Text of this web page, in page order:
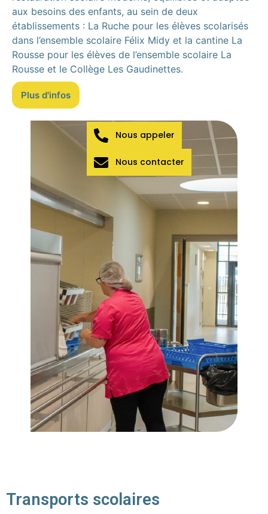
aux besoins des enfants, au sein de deux
établissements : La Ruche pour les élèves scolarisés
dans l’ensemble scolaire Félix Midy et la cantine La
Rousse pour les élèves de l’ensemble scolaire La
Rousse et le Collège Les Gaudinettes.
Plus d'infos
Transports scolaires
Nous appeler
Nous contacter